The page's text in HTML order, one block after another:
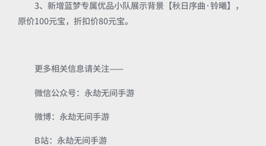
3、新增蓝梦专属优品小队展示背景【秋日序曲·铃曦】，
原价100元宝，折扣价80元宝。
更多相关信息请关注——
微信公众号：永劫无间手游
微博：永劫无间手游
B站：永劫无间手游